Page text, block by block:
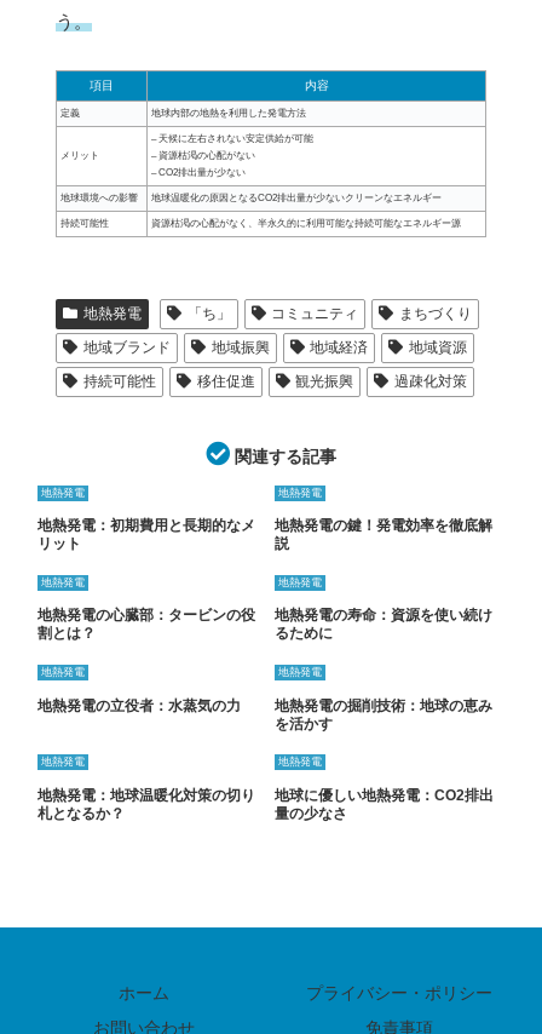
う。
項目 内容
定義 地球内部の地熱を利用した発電方法
メリット
– 天候に左右されない安定供給が可能
– 資源枯渇の心配がない
– CO2排出量が少ない
地球環境への影響 地球温暖化の原因となるCO2排出量が少ないクリーンなエネルギー
持続可能性 資源枯渇の心配がなく、半永久的に利用可能な持続可能なエネルギー源
地熱発電 「ち」 コミュニティ
まちづくり
地域ブランド
地域振興 地域経済
地域資源
持続可能性
移住促進 観光振興 過疎化対策
関連する記事
地熱発電
地熱発電：初期費用と長期的なメ
リット
地熱発電
地熱発電の鍵！発電効率を徹底解
説
地熱発電
地熱発電の心臓部：タービンの役
割とは？
地熱発電
地熱発電の寿命：資源を使い続け
るために
地熱発電
地熱発電の立役者：水蒸気の力
地熱発電
地熱発電の掘削技術：地球の恵み
を活かす
地熱発電
地熱発電：地球温暖化対策の切り
札となるか？
地熱発電
地球に優しい地熱発電：CO2排出
量の少なさ
ホーム
プライバシー・ポリシー
お問い合わせ
免責事項